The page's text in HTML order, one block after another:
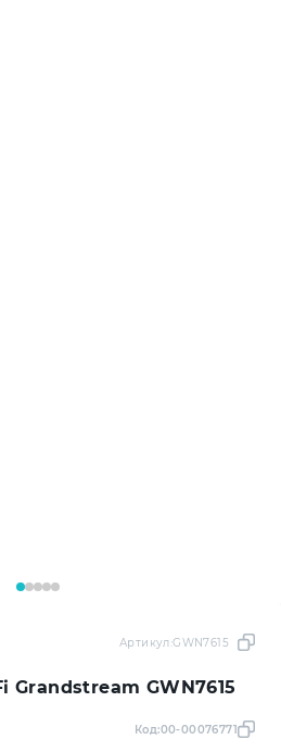
Grandstream GWN7615
Артикул:GWN7615
Код:00-00076771